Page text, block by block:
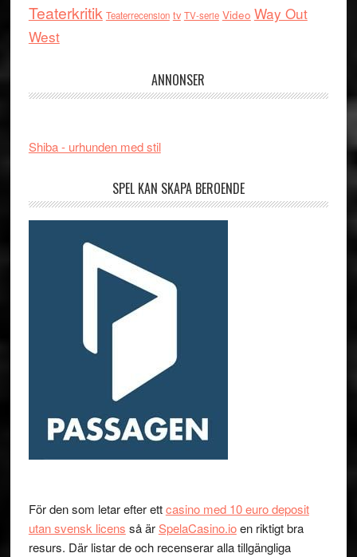
Teaterkritik Teaterrecension tv TV-serie Video Way Out
West
ANNONSER
Shiba - urhunden med stil
SPEL KAN SKAPA BEROENDE
För den som letar efter ettcasino med 10 euro deposit
utan svensk licens så ärSpelaCasino.ioen riktigt bra
resurs. Där listar de och recenserar alla tillgängliga